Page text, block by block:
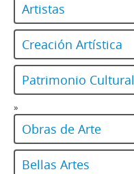
Artistas
Creación Artística
Patrimonio Cultural
»
Obras de Arte
Bellas Artes